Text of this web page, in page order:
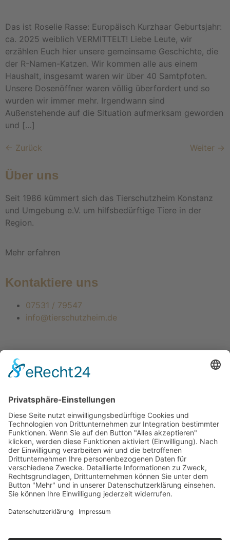
Das ist Roselie Rasse: Europäisch Kurzhaar Geburtsjahr:
ca. 2025 weiblich VERMITTELT! Liebe Leute, wir
erzählen Euch hier unsere gemeinsame Geschichte, die
der R-Namen-Katzen. Wir kommen alle aus einem
Haushalt, insgesamt waren wir über 40 Samtpfoten.
Unsere Dosenöffner waren völlig überfordert und so
wurden wir immer mehr. Irgendwann sind
Außenstehende auf die Situation aufmerksam geworden
und […]
← Zurück Weiter →
Über uns
Seit 1986 kümmert sich das Tierschutzheim Konstanz
und Umgebung e.V. um hilfsbedürftige Tiere in der
Region.
Mehr erfahren
Kontaktiere uns
07531 / 79547
info@tierschutzheim.de
Mitglied im Deutschen Tierschutzbund e.V.
Landestierschutzverband Baden-Württemberg
Findefix das Haustierregister